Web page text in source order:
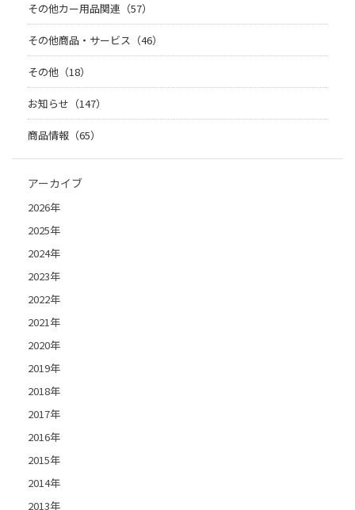
その他カー用品関連（57）
その他商品・サービス（46）
その他（18）
お知らせ（147）
商品情報（65）
アーカイブ
2026年
2025年
2024年
2023年
2022年
2021年
2020年
2019年
2018年
2017年
2016年
2015年
2014年
2013年